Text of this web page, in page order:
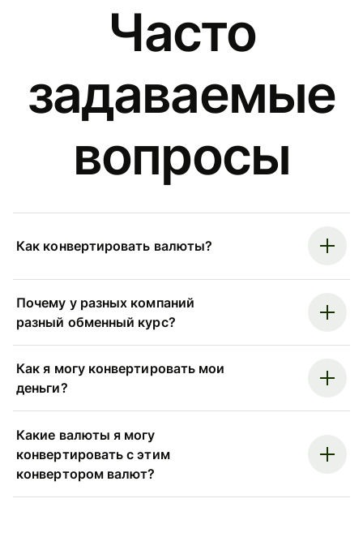
Часто
задаваемые
вопросы
Как конвертировать валюты?
Почему у разных компаний
разный обменный курс?
Как я могу конвертировать мои
деньги?
Какие валюты я могу
конвертировать с этим
конвертором валют?